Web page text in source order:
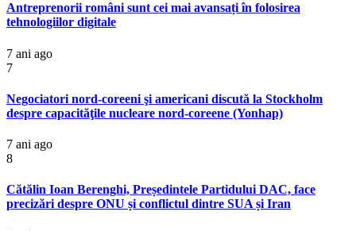
Antreprenorii români sunt cei mai avansați în folosirea
tehnologiilor digitale
7 ani ago
7
Negociatori nord-coreeni şi americani discută la Stockholm
despre capacităţile nucleare nord-coreene (Yonhap)
7 ani ago
8
Cătălin Ioan Berenghi, Președintele Partidului DAC, face
precizări despre ONU și conflictul dintre SUA și Iran